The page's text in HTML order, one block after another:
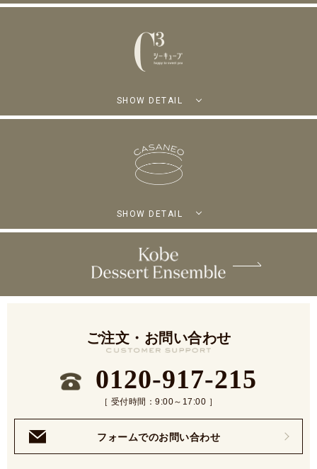
SHOW DETAIL
SHOW DETAIL
ご注文・お問い合わせ
0120-917-215
［ 受付時間：9:00～17:00 ］
フォームでのお問い合わせ